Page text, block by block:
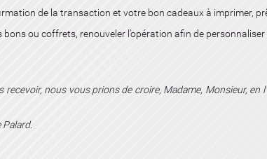
de la transaction et votre bon cadeaux à imprimer,
bons ou coffrets, renouveler l’opération afin de
recevoir, nous vous prions de croire, Madame, Monsieur, en
Palard.